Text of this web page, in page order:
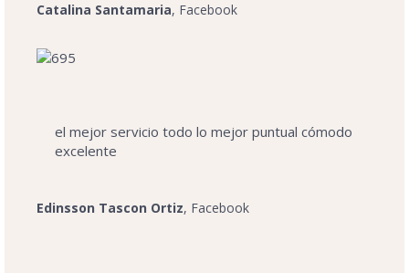
Catalina Santamaria, Facebook
el mejor servicio todo lo mejor puntual cómodo
excelente
Edinsson Tascon Ortiz, Facebook